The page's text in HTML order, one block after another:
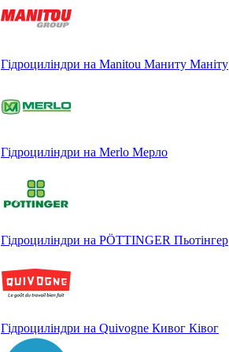
Гідроциліндри на Manitou Маниту Маніту
Гідроциліндри на Merlo Мерло
Гідроциліндри на PÖTTINGER Пьотінгер
Гідроциліндри на Quivogne Кивог Ківог